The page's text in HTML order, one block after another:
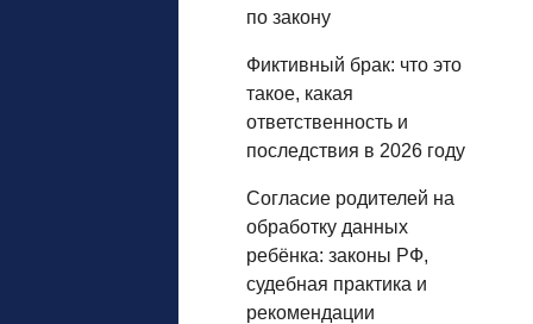
по закону
Фиктивный брак: что это
такое, какая
ответственность и
последствия в 2026 году
Согласие родителей на
обработку данных
ребёнка: законы РФ,
судебная практика и
рекомендации